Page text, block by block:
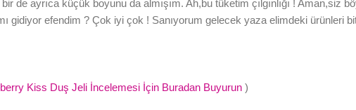
de ayrıca küçük boyunu da almışım. Ah,bu tüketim çılgınlığı ! Aman,siz
gidiyor efendim ? Çok iyi çok ! Sanıyorum gelecek yaza elimdeki ürünleri
Kiss Duş Jeli İncelemesi İçin Buradan Buyurun )